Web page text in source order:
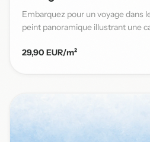
Embarquez pour un voyage dans
peint panoramique illustrant une
29,90 EUR/m²